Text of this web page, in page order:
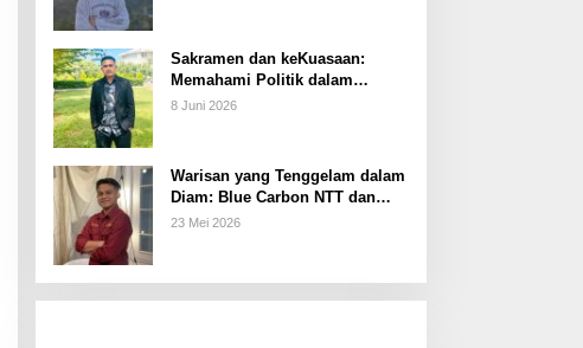
Sakramen dan keKuasaan:
Memahami Politik dalam
Perspektif Sakramentologi
8 Juni 2026
Warisan yang Tenggelam dalam
Diam: Blue Carbon NTT dan
Janji Ekonomi yang Belum
23 Mei 2026